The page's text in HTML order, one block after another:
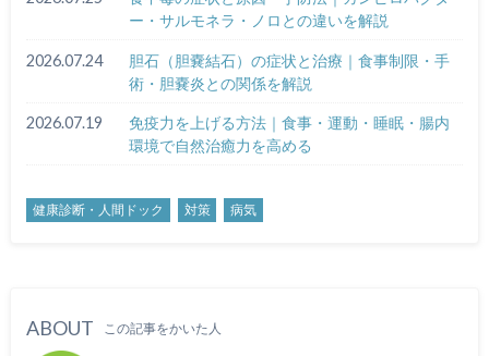
ー・サルモネラ・ノロとの違いを解説
2026.07.24
胆石（胆嚢結石）の症状と治療｜食事制限・手
術・胆嚢炎との関係を解説
2026.07.19
免疫力を上げる方法｜食事・運動・睡眠・腸内
環境で自然治癒力を高める
健康診断・人間ドック 対策 病気
ABOUT この記事をかいた人